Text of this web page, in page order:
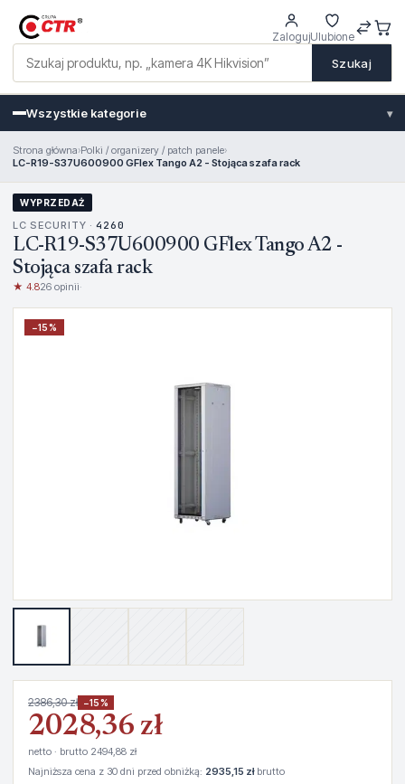
Szukaj
ZalogujUlubione
Wszystkie kategorie ▾
Strona główna›Polki / organizery / patch panele›
LC-R19-S37U600900 GFlex Tango A2 - Stojąca szafa rack
WYPRZEDAŻ
LC SECURITY · 4260
LC-R19-S37U600900 GFlex Tango A2 -
Stojąca szafa rack
★ 4.826 opinii·
−15%
2386,30 zł −15%
2028,36 zł
netto · brutto 2494,88 zł
Najniższa cena z 30 dni przed obniżką: 2935,15 złbrutto